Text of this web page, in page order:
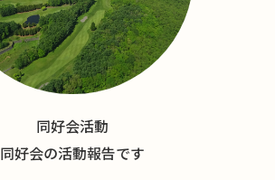
同好会活動
同好会の活動報告です